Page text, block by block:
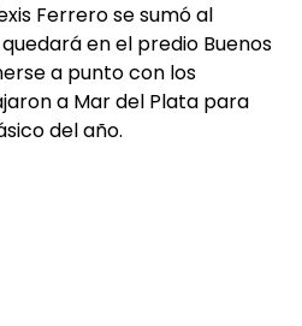
Ferrero se sumó al
en el predio Buenos
a punto con los
a Mar del Plata para
del año.